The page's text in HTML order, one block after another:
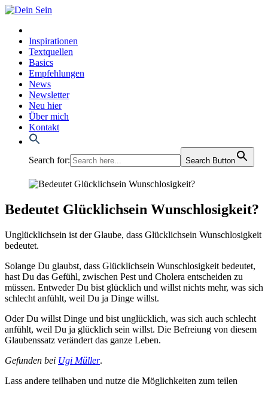
Inspirationen
Textquellen
Basics
Empfehlungen
News
Newsletter
Neu hier
Über mich
Kontakt
Search for: Search Button
Bedeutet Glücklichsein Wunschlosigkeit?
Unglück­lich­sein ist der Glau­be, dass Glück­lich­sein Wunsch­lo­sig­keit
bedeu­tet.
Solan­ge Du glaubst, dass Glück­lich­sein Wunsch­lo­sig­keit bedeu­tet,
hast Du das Gefühl, zwi­schen Pest und Cho­le­ra ent­schei­den zu
müs­sen. Ent­we­der Du bist glück­lich und willst nichts mehr, was sich
schlecht anfühlt, weil Du ja Din­ge willst.
Oder Du willst Din­ge und bist unglück­lich, was sich auch schlecht
anfühlt, weil Du ja glück­lich sein willst. Die Befrei­ung von die­sem
Glau­bens­satz ver­än­dert das gan­ze Leben.
Gefun­den bei Ugi Mül­ler.
Lass ande­re teil­ha­ben und nut­ze die Mög­lich­kei­ten zum tei­len